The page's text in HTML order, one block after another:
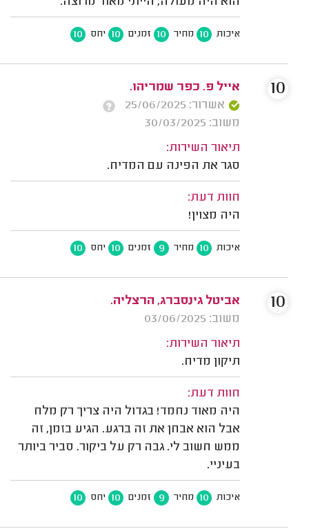
איכות 10 מחיר 10 זמנים 10 יחס 10
אייל פ. כפר שמריהו.
אשרור: 25/06/2025
משוב: 30/03/2025
תיאור השירות:
סגר את הפינה עם המדיח.
חוות דעת:
היה מצוין!
איכות 10 מחיר 9 זמנים 10 יחס 10
10
אביטל גינסברג, הרצליה.
משוב: 03/06/2025
תיאור השירות:
תיקון מדיח.
חוות דעת:
היה מאוד נחמד! בגדול היה צריך רק מלח
אבל הוא אבחן את זה ברגע. הגיע בזמן, זה
ממש חשוב לי. גבה רק על ביקור. סביר ביותר
בעיניי.
איכות 10 מחיר 9 זמנים 10 יחס 10
10